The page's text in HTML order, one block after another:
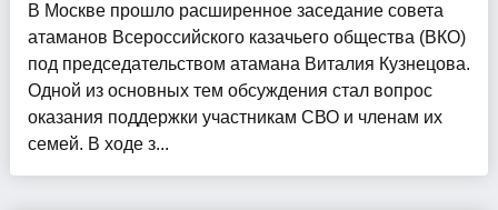
В Москве прошло расширенное заседание совета
атаманов Всероссийского казачьего общества (ВКО)
под председательством атамана Виталия Кузнецова.
Одной из основных тем обсуждения стал вопрос
оказания поддержки участникам СВО и членам их
семей. В ходе з...